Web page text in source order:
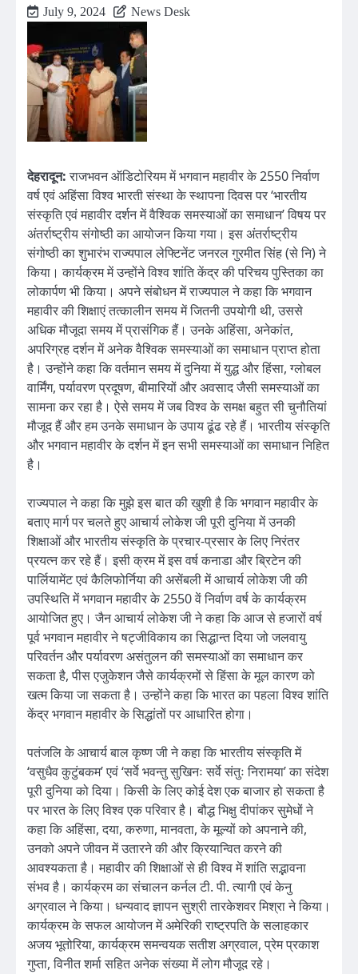
July 9, 2024 News Desk
देहरादून:राजभवन ऑडिटोरियम में भगवान महावीर के 2550 निर्वाण
वर्ष एवं अहिंसा विश्व भारती संस्था के स्थापना दिवस पर ‘भारतीय
संस्कृति एवं महावीर दर्शन में वैश्विक समस्याओं का समाधान’ विषय पर
अंतर्राष्ट्रीय संगोष्ठी का आयोजन किया गया। इस अंतर्राष्ट्रीय
संगोष्ठी का शुभारंभ राज्यपाल लेफ्टिनेंट जनरल गुरमीत सिंह (से नि) ने
किया। कार्यक्रम में उन्होंने विश्व शांति केंद्र की परिचय पुस्तिका का
लोकार्पण भी किया। अपने संबोधन में राज्यपाल ने कहा कि भगवान
महावीर की शिक्षाएं तत्कालीन समय में जितनी उपयोगी थी, उससे
अधिक मौजूदा समय में प्रासंगिक हैं। उनके अहिंसा, अनेकांत,
अपरिग्रह दर्शन में अनेक वैश्विक समस्याओं का समाधान प्राप्त होता
है। उन्होंने कहा कि वर्तमान समय में दुनिया में युद्ध और हिंसा, ग्लोबल
वार्मिंग, पर्यावरण प्रदूषण, बीमारियों और अवसाद जैसी समस्याओं का
सामना कर रहा है। ऐसे समय में जब विश्व के समक्ष बहुत सी चुनौतियां
मौजूद हैं और हम उनके समाधान के उपाय ढूंढ रहे हैं। भारतीय संस्कृति
और भगवान महावीर के दर्शन में इन सभी समस्याओं का समाधान निहित
है।
राज्यपाल ने कहा कि मुझे इस बात की खुशी है कि भगवान महावीर के
बताए मार्ग पर चलते हुए आचार्य लोकेश जी पूरी दुनिया में उनकी
शिक्षाओं और भारतीय संस्कृति के प्रचार-प्रसार के लिए निरंतर
प्रयत्न कर रहे हैं। इसी क्रम में इस वर्ष कनाडा और ब्रिटेन की
पार्लियामेंट एवं कैलिफोर्निया की असेंबली में आचार्य लोकेश जी की
उपस्थिति में भगवान महावीर के 2550 वें निर्वाण वर्ष के कार्यक्रम
आयोजित हुए। जैन आचार्य लोकेश जी ने कहा कि आज से हजारों वर्ष
पूर्व भगवान महावीर ने षट्जीविकाय का सिद्धान्त दिया जो जलवायु
परिवर्तन और पर्यावरण असंतुलन की समस्याओं का समाधान कर
सकता है, पीस एजुकेशन जैसे कार्यक्रमों से हिंसा के मूल कारण को
खत्म किया जा सकता है। उन्होंने कहा कि भारत का पहला विश्व शांति
केंद्र भगवान महावीर के सिद्धांतों पर आधारित होगा।
पतंजलि के आचार्य बाल कृष्ण जी ने कहा कि भारतीय संस्कृति में
‘वसुधैव कुटुंबकम’ एवं ‘सर्वे भवन्तु सुखिनः सर्वे संतुः निरामया’ का संदेश
पूरी दुनिया को दिया। किसी के लिए कोई देश एक बाजार हो सकता है
पर भारत के लिए विश्व एक परिवार है। बौद्ध भिक्षु दीपांकर सुमेधों ने
कहा कि अहिंसा, दया, करुणा, मानवता, के मूल्यों को अपनाने की,
उनको अपने जीवन में उतारने की और क्रियान्वित करने की
आवश्यकता है। महावीर की शिक्षाओं से ही विश्व में शांति सद्भावना
संभव है। कार्यक्रम का संचालन कर्नल टी. पी. त्यागी एवं केनु
अग्रवाल ने किया। धन्यवाद ज्ञापन सुश्री तारकेशवर मिश्रा ने किया।
कार्यक्रम के सफल आयोजन में अमेरिकी राष्ट्रपति के सलाहकार
अजय भूतोरिया, कार्यक्रम समन्वयक सतीश अग्रवाल, प्रेम प्रकाश
गुप्ता, विनीत शर्मा सहित अनेक संख्या में लोग मौजूद रहे।